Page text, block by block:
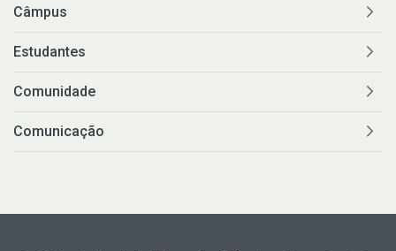
Câmpus
Estudantes
Comunidade
Comunicação